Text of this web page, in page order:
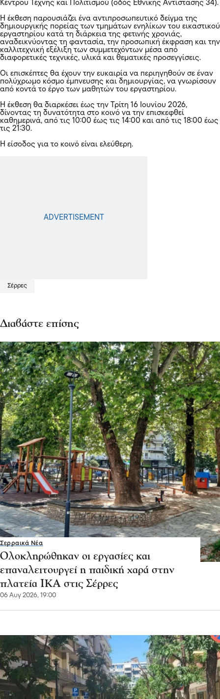
Κέντρου Τέχνης και Πολιτισμού (οδός Εθνικής Αντίστασης 34).
Η έκθεση παρουσιάζει ένα αντιπροσωπευτικό δείγμα της
δημιουργικής πορείας των τμημάτων ενηλίκων του εικαστικού
εργαστηρίου κατά τη διάρκεια της φετινής χρονιάς,
αναδεικνύοντας τη φαντασία, την προσωπική έκφραση και την
καλλιτεχνική εξέλιξη των συμμετεχόντων μέσα από
διαφορετικές τεχνικές, υλικά και θεματικές προσεγγίσεις.
Οι επισκέπτες θα έχουν την ευκαιρία να περιηγηθούν σε έναν
πολύχρωμο κόσμο έμπνευσης και δημιουργίας, να γνωρίσουν
από κοντά το έργο των μαθητών του εργαστηρίου.
Η έκθεση θα διαρκέσει έως την Τρίτη 16 Ιουνίου 2026,
δίνοντας τη δυνατότητα στο κοινό να την επισκεφθεί
καθημερινά, από τις 10:00 έως τις 14:00 και από τις 18:00 έως
τις 21:30.
Η είσοδος για το κοινό είναι ελεύθερη.
Σέρρες
Διαβάστε επίσης
Σερραικά Νέα
Ολοκληρώθηκαν οι εργασίες και
επαναλειτουργεί η παιδική χαρά στην
πλατεία ΙΚΑ στις Σέρρες
06 Αυγ 2026, 19:00